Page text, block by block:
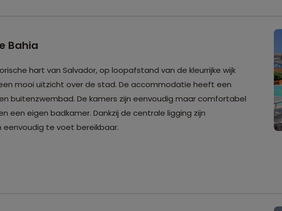
Bahia
hart van Salvador, op loopafstand van de kleurrijke wijk
mooi uitzicht over de stad. De accommodatie heeft een
buitenzwembad. De kamers zijn eenvoudig maar comfortabel
een eigen badkamer. Dankzij de centrale ligging zijn
te voet bereikbaar.